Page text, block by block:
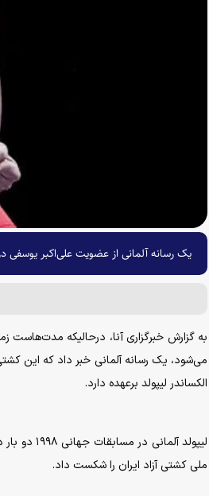
یک رسانه آلمانی از عضویت علی‌اکبر یوسفی
به گزارش خبرگزاری آنا، درحالیکه
می‌شود، یک رسانه آلمانی خبر داد که این
الکساندر لیپولد برعهده دارد.
لیپولد
ملی کشتی آزاد ایران را شکست داد.